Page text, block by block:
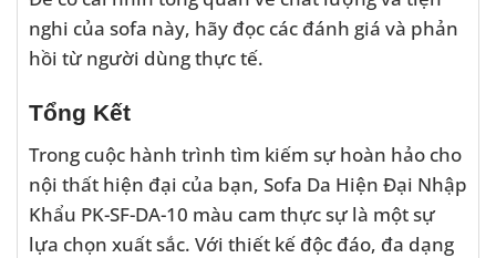
nghi của sofa này, hãy đọc các đánh giá và phản
hồi từ người dùng thực tế.
Tổng Kết
Trong cuộc hành trình tìm kiếm sự hoàn hảo cho
nội thất hiện đại của bạn, Sofa Da Hiện Đại Nhập
Khẩu PK-SF-DA-10 màu cam thực sự là một sự
lựa chọn xuất sắc. Với thiết kế độc đáo, đa dạng